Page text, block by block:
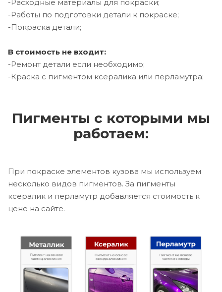
-Расходные материалы для покраски;
-Работы по подготовки детали к покраске;
-Покраска детали;
В стоимость не входит:
-Ремонт детали если необходимо;
-Краска с пигментом ксералика или перламутра;
Пигменты с которыми мы
работаем:
При покраске элементов кузова мы используем
несколько видов пигментов. За пигменты
ксералик и перламутр добавляется стоимость к
цене на сайте.